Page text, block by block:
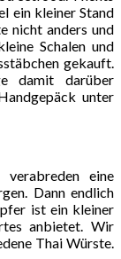
ein kleiner Stand
nicht anders und
Schalen und
gekauft.
damit darüber
unter
eine
Dann endlich
ist ein kleiner
anbietet. Wir
Thai Würste.